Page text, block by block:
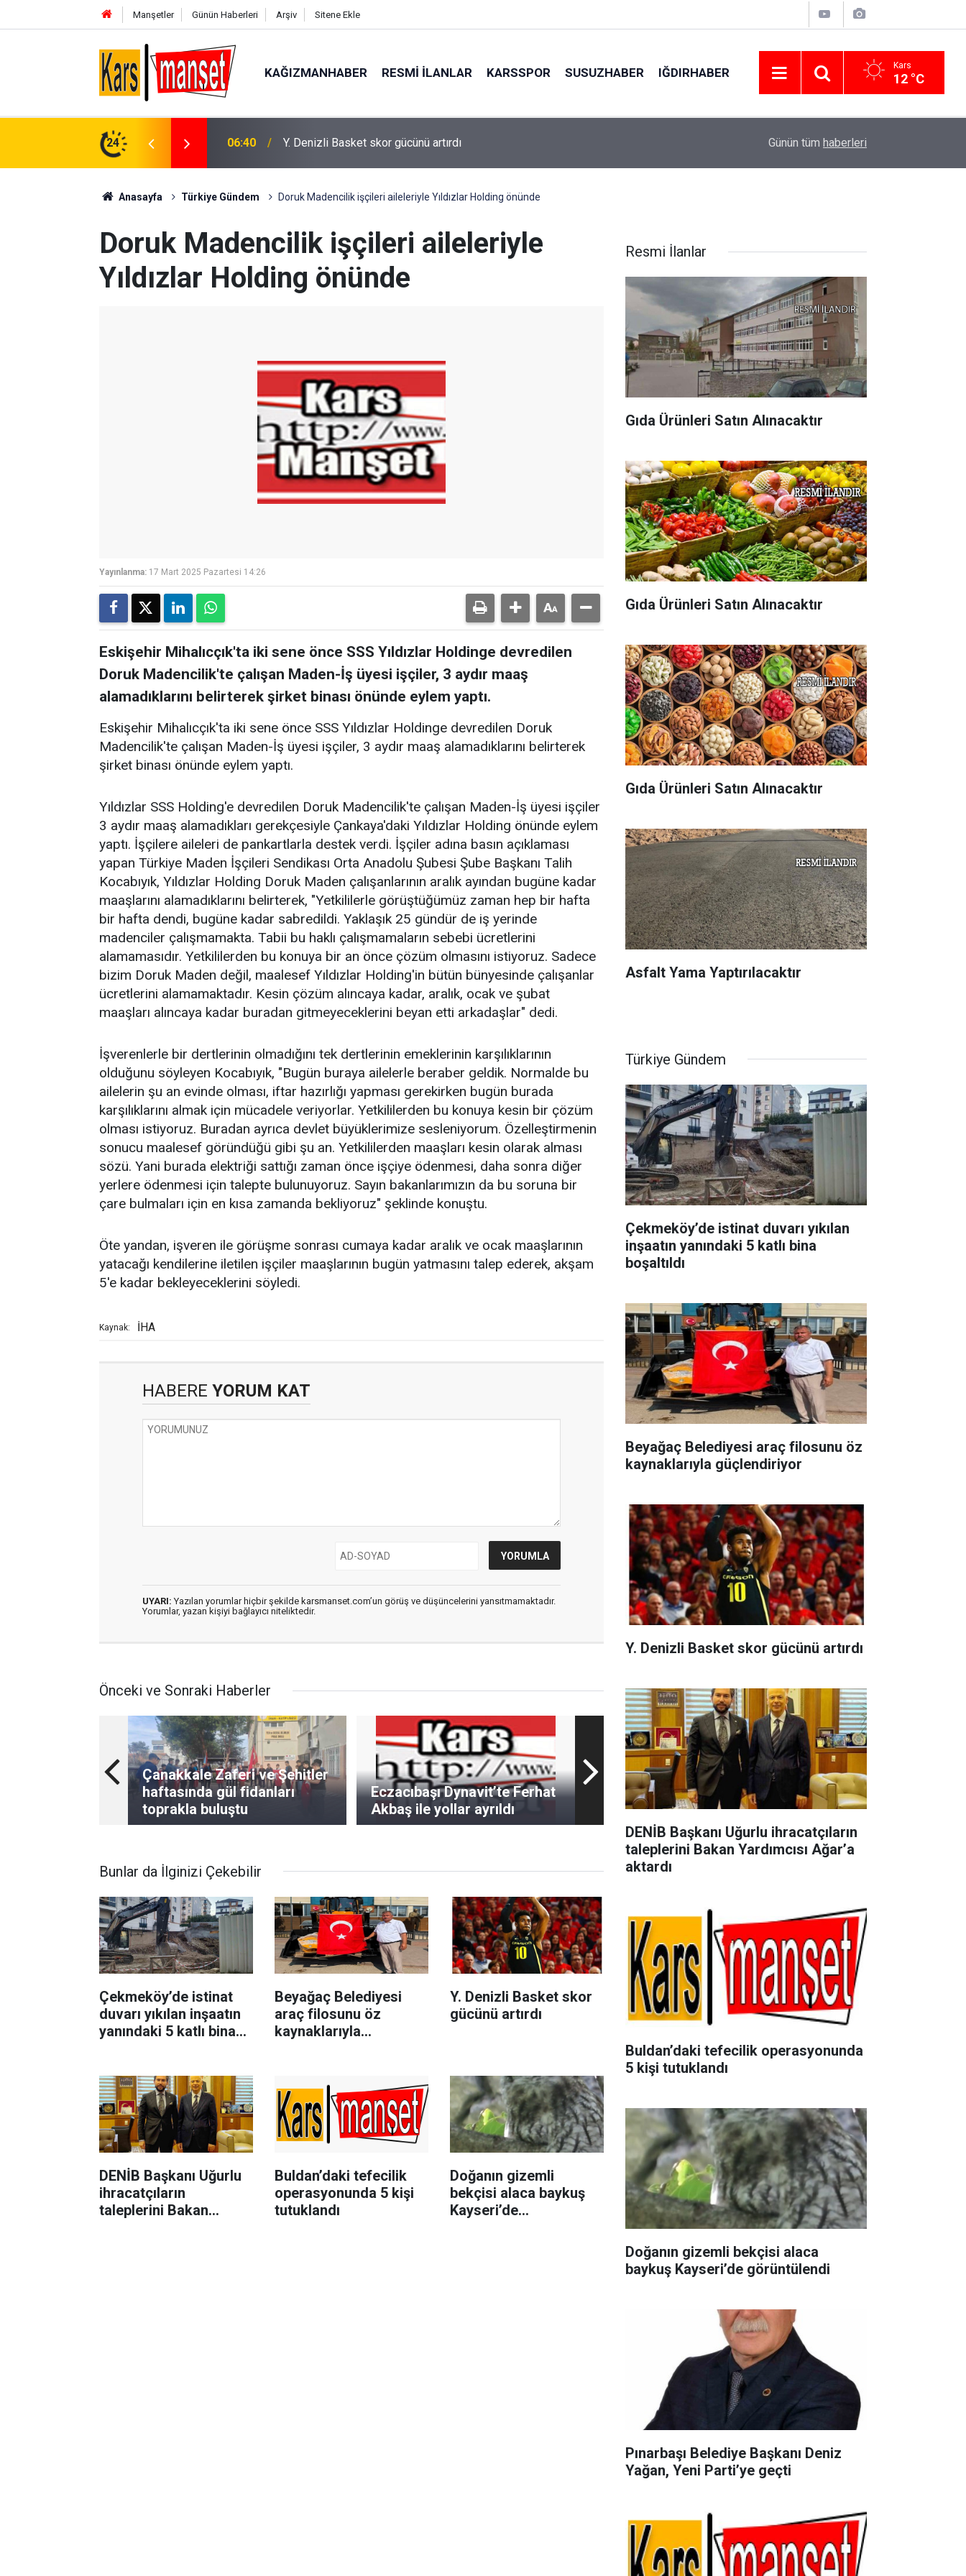
Manşetler Günün Haberleri Arşiv Sitene Ekle
KAĞIZMANHABER RESMI İLANLAR KARSSPOR SUSUZHABER IĞDIRHABER Kars
12 °C
24
kaynaklarıyla güçlendiriyor 06:40 Y. Denizli Basket skor gücünü artırdı DENİB Başkanı Uğurlu ihracatçıların taleplerini
Günün tüm haberleri
Anasayfa Türkiye Gündem Doruk Madencilik işçileri aileleriyle Yıldızlar Holding önünde
Doruk Madencilik işçileri aileleriyle
Yıldızlar Holding önünde
Yayınlanma: 17 Mart 2025 Pazartesi 14:26
Eskişehir Mihalıcçık'ta iki sene önce SSS Yıldızlar Holdinge devredilen
Doruk Madencilik'te çalışan Maden-İş üyesi işçiler, 3 aydır maaş
alamadıklarını belirterek şirket binası önünde eylem yaptı.
Eskişehir Mihalıcçık'ta iki sene önce SSS Yıldızlar Holdinge devredilen Doruk
Madencilik'te çalışan Maden-İş üyesi işçiler, 3 aydır maaş alamadıklarını belirterek
şirket binası önünde eylem yaptı.
Yıldızlar SSS Holding'e devredilen Doruk Madencilik'te çalışan Maden-İş üyesi işçiler
3 aydır maaş alamadıkları gerekçesiyle Çankaya'daki Yıldızlar Holding önünde eylem
yaptı. İşçilere aileleri de pankartlarla destek verdi. İşçiler adına basın açıklaması
yapan Türkiye Maden İşçileri Sendikası Orta Anadolu Şubesi Şube Başkanı Talih
Kocabıyık, Yıldızlar Holding Doruk Maden çalışanlarının aralık ayından bugüne kadar
maaşlarını alamadıklarını belirterek, "Yetkililerle görüştüğümüz zaman hep bir hafta
bir hafta dendi, bugüne kadar sabredildi. Yaklaşık 25 gündür de iş yerinde
madenciler çalışmamakta. Tabii bu haklı çalışmamaların sebebi ücretlerini
alamamasıdır. Yetkililerden bu konuya bir an önce çözüm olmasını istiyoruz. Sadece
bizim Doruk Maden değil, maalesef Yıldızlar Holding'in bütün bünyesinde çalışanlar
ücretlerini alamamaktadır. Kesin çözüm alıncaya kadar, aralık, ocak ve şubat
maaşları alıncaya kadar buradan gitmeyeceklerini beyan etti arkadaşlar" dedi.
İşverenlerle bir dertlerinin olmadığını tek dertlerinin emeklerinin karşılıklarının
olduğunu söyleyen Kocabıyık, "Bugün buraya ailelerle beraber geldik. Normalde bu
ailelerin şu an evinde olması, iftar hazırlığı yapması gerekirken bugün burada
karşılıklarını almak için mücadele veriyorlar. Yetkililerden bu konuya kesin bir çözüm
olması istiyoruz. Buradan ayrıca devlet büyüklerimize sesleniyorum. Özelleştirmenin
sonucu maalesef göründüğü gibi şu an. Yetkililerden maaşları kesin olarak alması
sözü. Yani burada elektriği sattığı zaman önce işçiye ödenmesi, daha sonra diğer
yerlere ödenmesi için talepte bulunuyoruz. Sayın bakanlarımızın da bu soruna bir
çare bulmaları için en kısa zamanda bekliyoruz" şeklinde konuştu.
Öte yandan, işveren ile görüşme sonrası cumaya kadar aralık ve ocak maaşlarının
yatacağı kendilerine iletilen işçiler maaşlarının bugün yatmasını talep ederek, akşam
5'e kadar bekleyeceklerini söyledi.
Kaynak: İHA
HABERE YORUM KAT
UYARI: Yazılan yorumlar hiçbir şekilde karsmanset.com’un görüş ve düşüncelerini yansıtmamaktadır.
Yorumlar, yazan kişiyi bağlayıcı niteliktedir.
Önceki ve Sonraki Haberler
Çanakkale Zaferi ve Şehitler
haftasında gül fidanları
toprakla buluştu
Eczacıbaşı Dynavit’te Ferhat
Akbaş ile yollar ayrıldı
Bunlar da İlginizi Çekebilir
Çekmeköy’de istinat
duvarı yıkılan inşaatın
yanındaki 5 katlı bina
Beyağaç Belediyesi
araç filosunu öz
kaynaklarıyla
Y. Denizli Basket skor
gücünü artırdı
DENİB Başkanı Uğurlu
ihracatçıların
taleplerini Bakan
Buldan’daki tefecilik
operasyonunda 5 kişi
tutuklandı
Doğanın gizemli
bekçisi alaca baykuş
Kayseri’de
Resmi İlanlar
Gıda Ürünleri Satın Alınacaktır
Gıda Ürünleri Satın Alınacaktır
Gıda Ürünleri Satın Alınacaktır
Asfalt Yama Yaptırılacaktır
Türkiye Gündem
Çekmeköy’de istinat duvarı yıkılan
inşaatın yanındaki 5 katlı bina
boşaltıldı
Beyağaç Belediyesi araç filosunu öz
kaynaklarıyla güçlendiriyor
Y. Denizli Basket skor gücünü artırdı
DENİB Başkanı Uğurlu ihracatçıların
taleplerini Bakan Yardımcısı Ağar’a
aktardı
Buldan’daki tefecilik operasyonunda
5 kişi tutuklandı
Doğanın gizemli bekçisi alaca
baykuş Kayseri’de görüntülendi
Pınarbaşı Belediye Başkanı Deniz
Yağan, Yeni Parti’ye geçti